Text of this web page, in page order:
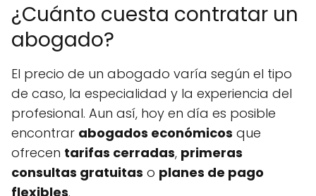
¿Cuánto cuesta contratar un
abogado?
El precio de un abogado varía según el tipo
de caso, la especialidad y la experiencia del
profesional. Aun así, hoy en día es posible
encontrar abogados económicos que
ofrecen tarifas cerradas, primeras
consultas gratuitas o planes de pago
flexibles.